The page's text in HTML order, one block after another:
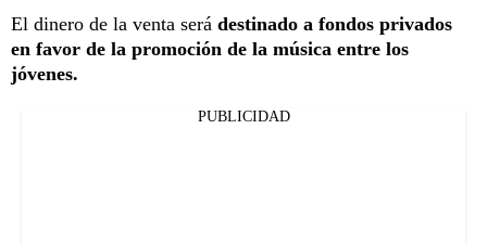
El dinero de la venta será destinado a fondos privados
en favor de la promoción de la música entre los
jóvenes.
PUBLICIDAD